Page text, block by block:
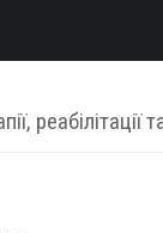
реабілітації